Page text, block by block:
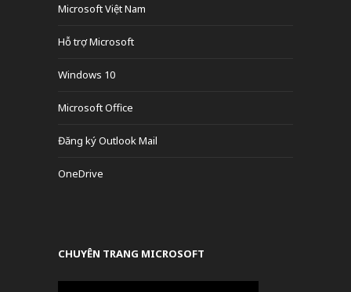
Microsoft Việt Nam
Hỗ trợ Microsoft
Windows 10
Microsoft Office
Đăng ký Outlook Mail
OneDrive
CHUYÊN TRANG MICROSOFT